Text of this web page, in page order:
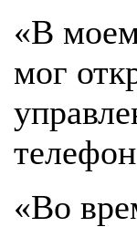
«В моем
мог
«Во